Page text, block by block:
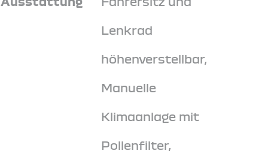
Lenkrad
höhenverstellbar,
Manuelle
Klimaanlage mit
Pollenfilter,